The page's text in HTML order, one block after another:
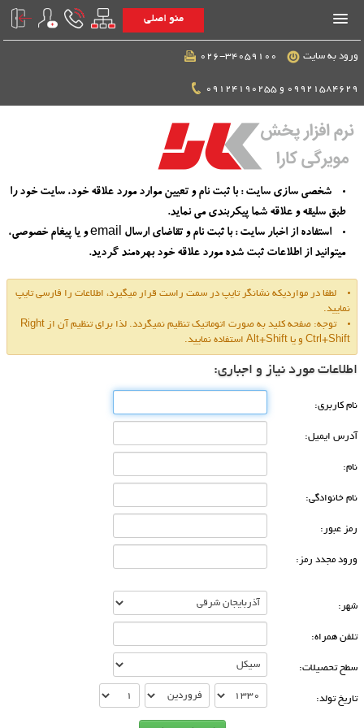
منو اصلی
ورود به سایت
شخصی سازی سایت : با ثبت نام و تعیین موارد مورد علاقه خود، سایت خود را
طبق سلیقه و علاقه شما پیكربندی می نماید.
استفاده از اخبار سایت : با ثبت نام و تقاضای ارسال email و یا پیغام خصوصی،
میتوانید از اطلاعات ثبت شده مورد علاقه خود بهره‌مند گردید.
لطفا در مواردیكه نشانگر تایپ در سمت راست قرار میگیرد، اطلاعات را فارسی تایپ
نمایید.
توجه: صفحه كلید به صورت اتوماتیك تنظیم نمیگردد. لذا برای تنظیم آن از Right
Ctrl+Shift و یا Alt+Shift استفاده نمایید.
اطلاعات مورد نیاز و اجباری:
نام كاربری:
آدرس ایمیل:
نام:
نام خانوادگی:
رمز عبور:
ورود مجدد رمز:
شهر:
تلفن همراه:
سطح تحصیلات:
تاریخ تولد: